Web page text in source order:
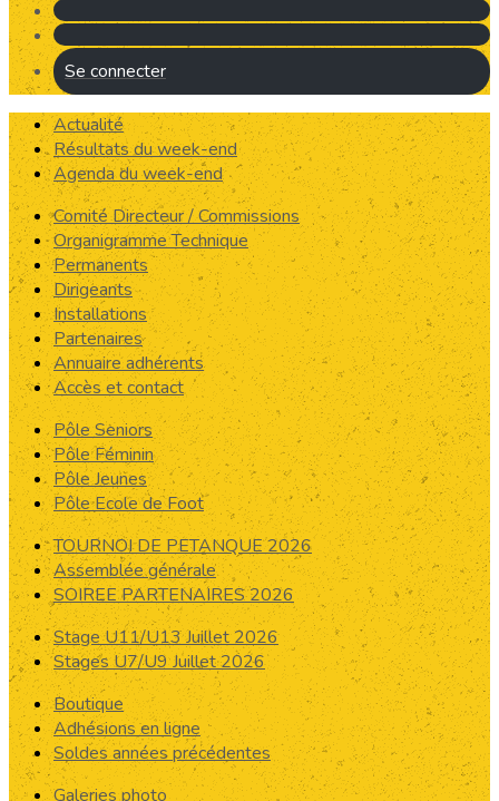
Se connecter
Actualité
Résultats du week-end
Agenda du week-end
Comité Directeur / Commissions
Organigramme Technique
Permanents
Dirigeants
Installations
Partenaires
Annuaire adhérents
Accès et contact
Pôle Seniors
Pôle Féminin
Pôle Jeunes
Pôle Ecole de Foot
TOURNOI DE PETANQUE 2026
Assemblée générale
SOIREE PARTENAIRES 2026
Stage U11/U13 Juillet 2026
Stages U7/U9 Juillet 2026
Boutique
Adhésions en ligne
Soldes années précédentes
Galeries photo